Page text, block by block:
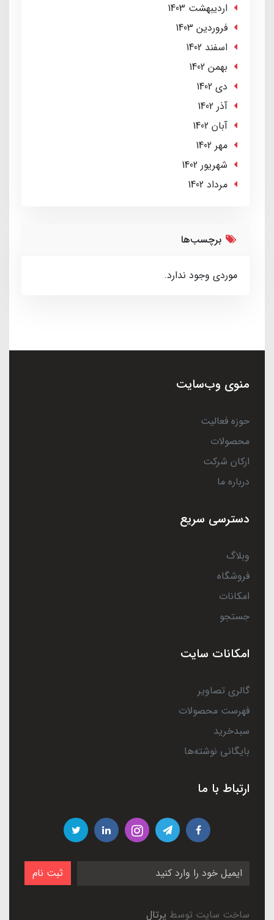
ارديبهشت 1403
فروردین 1403
اسفند 1402
بهمن 1402
دی 1402
آذر 1402
آبان 1402
مهر 1402
شهریور 1402
مرداد 1402
برچسب‌ها
موردی وجود ندارد.
منوی وب‌سایت
حوزه فعالیت
محصولات
ارکان شرکت
درباره ما
دسترسی سریع
وبلاگ
فروشگاه
امکانات
جستجو
امکانات سایت
گالری تصاویر
فهرست محصولات
سبدخرید
بایگانی نوشته‌ها
ارتباط با ما
ثبت نام
ساخت سایت توسط پرتال